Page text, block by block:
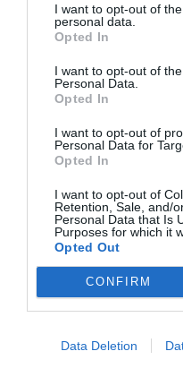
I want to opt-out of
personal data.
Opted In
I want to opt-out of
Personal Data.
Opted In
I want to opt-out of
Personal Data for
Opted In
I want to opt-out of
Retention, Sale, and/
Personal Data that Is
Purposes for which it
Opted Out
CONFIRM
Data Deletion
Εκπαιδευτικό
Ιδίας
Με παρουσία στον
προϊόντα που
του παιδιού. Η
παιδαγωγικά
εκπαιδευτικά
γνώση μέσα από τη
ποιότητα και την
υλικά ασφαλή και
πρόκειται για
διαμορφώνουν την